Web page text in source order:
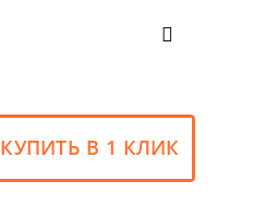
КУПИТЬ В 1 КЛИК